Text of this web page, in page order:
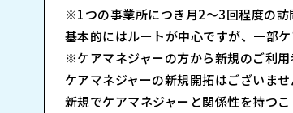
※1つの事業所につき月2～3回程度の訪
基本的にはルートが中心ですが、一部
※ケアマネジャーの方から新規のご利
ケアマネジャーの新規開拓はございませ
新規でケアマネジャーと関係性を持つ